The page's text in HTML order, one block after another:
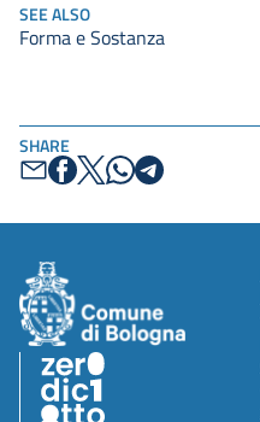
SHARE
SEE ALSO
Forma e Sostanza